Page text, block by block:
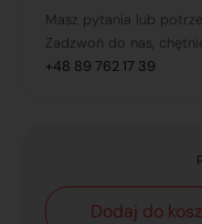
Masz pytania lub
Zadzwoń do nas,
+48 89 762 17 39
Dodaj do